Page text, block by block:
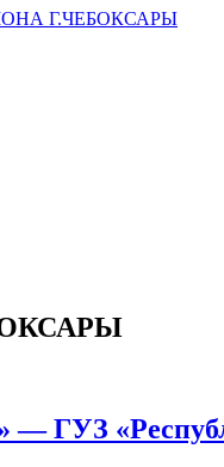
Г.ЧЕБОКСАРЫ
ГУЗ